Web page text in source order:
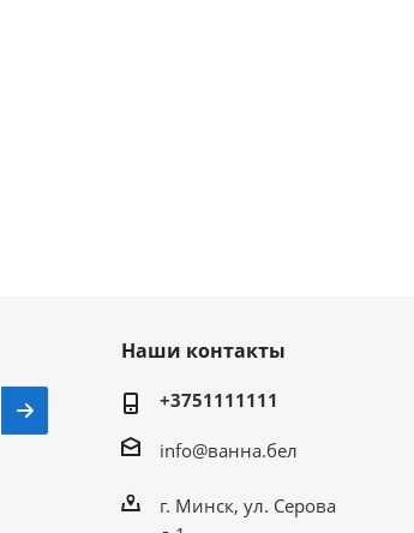
Наши контакты
+3751111111
info@ванна.бел
г. Минск, ул. Серова